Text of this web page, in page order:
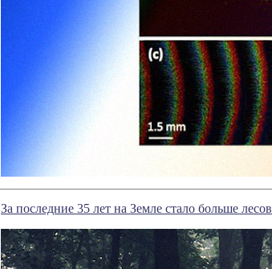
За последние 35 лет на Земле стало больше лесов